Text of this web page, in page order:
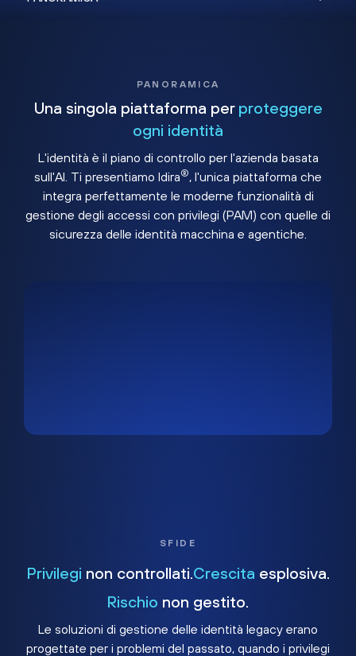
PANORAMICA
Una singola piattaforma per proteggere
ogni identità
L'identità è il piano di controllo per l'azienda basata
sull'AI. Ti presentiamo Idira®, l'unica piattaforma che
integra perfettamente le moderne funzionalità di
gestione degli accessi con privilegi (PAM) con quelle di
sicurezza delle identità macchina e agentiche.
SFIDE
Privilegi non controllati. Crescita esplosiva.
Rischio non gestito.
Le soluzioni di gestione delle identità legacy erano
progettate per i problemi del passato, quando i privilegi